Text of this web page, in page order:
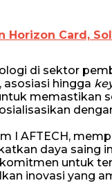
Horizon Card,
di sektor
asosiasi hingga
memastikan
I AFTECH,
daya saing
untuk
inovasi yang